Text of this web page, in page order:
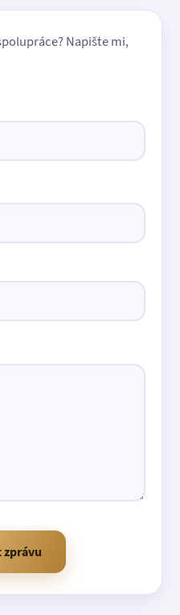
Napište mi,
zprávu